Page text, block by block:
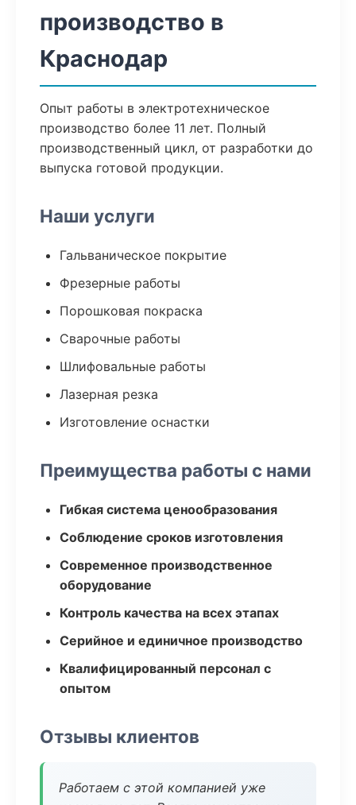
производство в
Краснодар
Опыт работы в электротехническое
производство более 11 лет. Полный
производственный цикл, от разработки до
выпуска готовой продукции.
Наши услуги
Гальваническое покрытие
Фрезерные работы
Порошковая покраска
Сварочные работы
Шлифовальные работы
Лазерная резка
Изготовление оснастки
Преимущества работы с нами
Гибкая система ценообразования
Соблюдение сроков изготовления
Современное производственное
оборудование
Контроль качества на всех этапах
Серийное и единичное производство
Квалифицированный персонал с
опытом
Отзывы клиентов
Работаем с этой компанией уже